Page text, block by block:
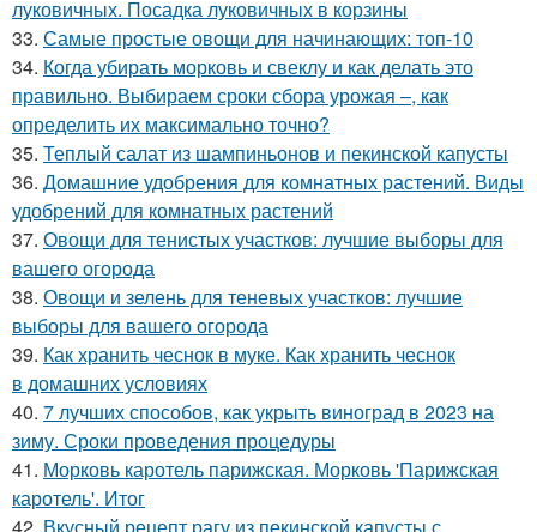
луковичных. Посадка луковичных в корзины
33. Самые простые овощи для начинающих: топ-10
34. Когда убирать морковь и свеклу и как делать это
правильно. Выбираем сроки сбора урожая –, как
определить их максимально точно?
35. Теплый салат из шампиньонов и пекинской капусты
36. Домашние удобрения для комнатных растений. Виды
удобрений для комнатных растений
37. Овощи для тенистых участков: лучшие выборы для
вашего огорода
38. Овощи и зелень для теневых участков: лучшие
выборы для вашего огорода
39. Как хранить чеснок в муке. Как хранить чеснок
в домашних условиях
40. 7 лучших способов, как укрыть виноград в 2023 на
зиму. Сроки проведения процедуры
41. Морковь каротель парижская. Морковь 'Парижская
каротель'. Итог